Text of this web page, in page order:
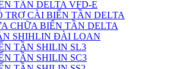
TẦN DELTA VFD-E
TRỢ CÀI BIẾN TẦN DELTA
CHỮA BIẾN TẦN DELTA
SHIHLIN ĐÀI LOAN
TẦN SHILIN SL3
TẦN SHILIN SC3